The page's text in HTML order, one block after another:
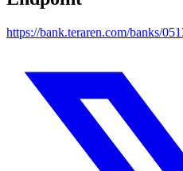
https://bank.teraren.com/banks/